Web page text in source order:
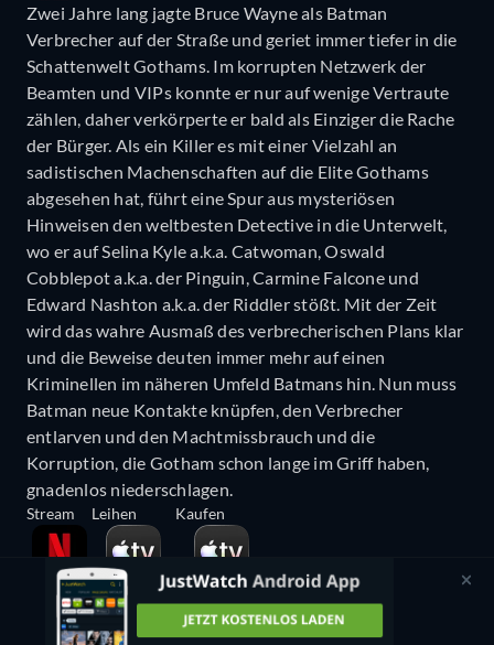
Zwei Jahre lang jagte Bruce Wayne als Batman
Verbrecher auf der Straße und geriet immer tiefer in die
Schattenwelt Gothams. Im korrupten Netzwerk der
Beamten und VIPs konnte er nur auf wenige Vertraute
zählen, daher verkörperte er bald als Einziger die Rache
der Bürger. Als ein Killer es mit einer Vielzahl an
sadistischen Machenschaften auf die Elite Gothams
abgesehen hat, führt eine Spur aus mysteriösen
Hinweisen den weltbesten Detective in die Unterwelt,
wo er auf Selina Kyle a.k.a. Catwoman, Oswald
Cobblepot a.k.a. der Pinguin, Carmine Falcone und
Edward Nashton a.k.a. der Riddler stößt. Mit der Zeit
wird das wahre Ausmaß des verbrecherischen Plans klar
und die Beweise deuten immer mehr auf einen
Kriminellen im näheren Umfeld Batmans hin. Nun muss
Batman neue Kontakte knüpfen, den Verbrecher
entlarven und den Machtmissbrauch und die
Korruption, die Gotham schon lange im Griff haben,
gnadenlos niederschlagen.
Stream
HD
Leihen
3,99€ 4K
Kaufen
4,99€ 4K